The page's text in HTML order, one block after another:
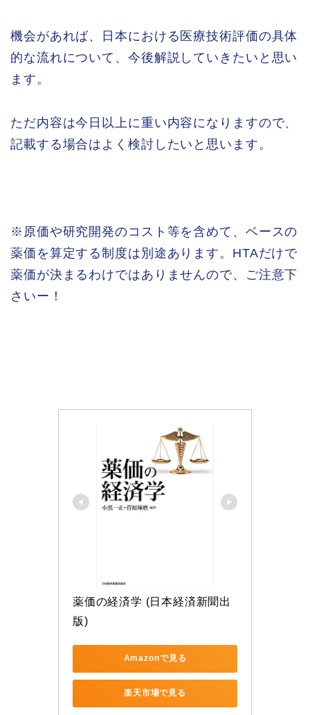
機会があれば、日本における医療技術評価の具体
的な流れについて、今後解説していきたいと思い
ます。
ただ内容は今日以上に重い内容になりますので、
記載する場合はよく検討したいと思います。
※原価や研究開発のコスト等を含めて、ベースの
薬価を算定する制度は別途あります。HTAだけで
薬価が決まるわけではありませんので、ご注意下
さいー！
薬価の経済学 (日本経済新聞出
版)
Amazonで見る
楽天市場で見る